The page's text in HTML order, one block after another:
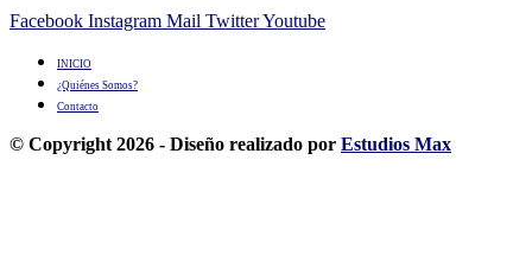
Facebook Instagram Mail TwitterYoutube
INICIO
¿Quiénes Somos?
Contacto
© Copyright 2026 - Diseño realizado por Estudios Max